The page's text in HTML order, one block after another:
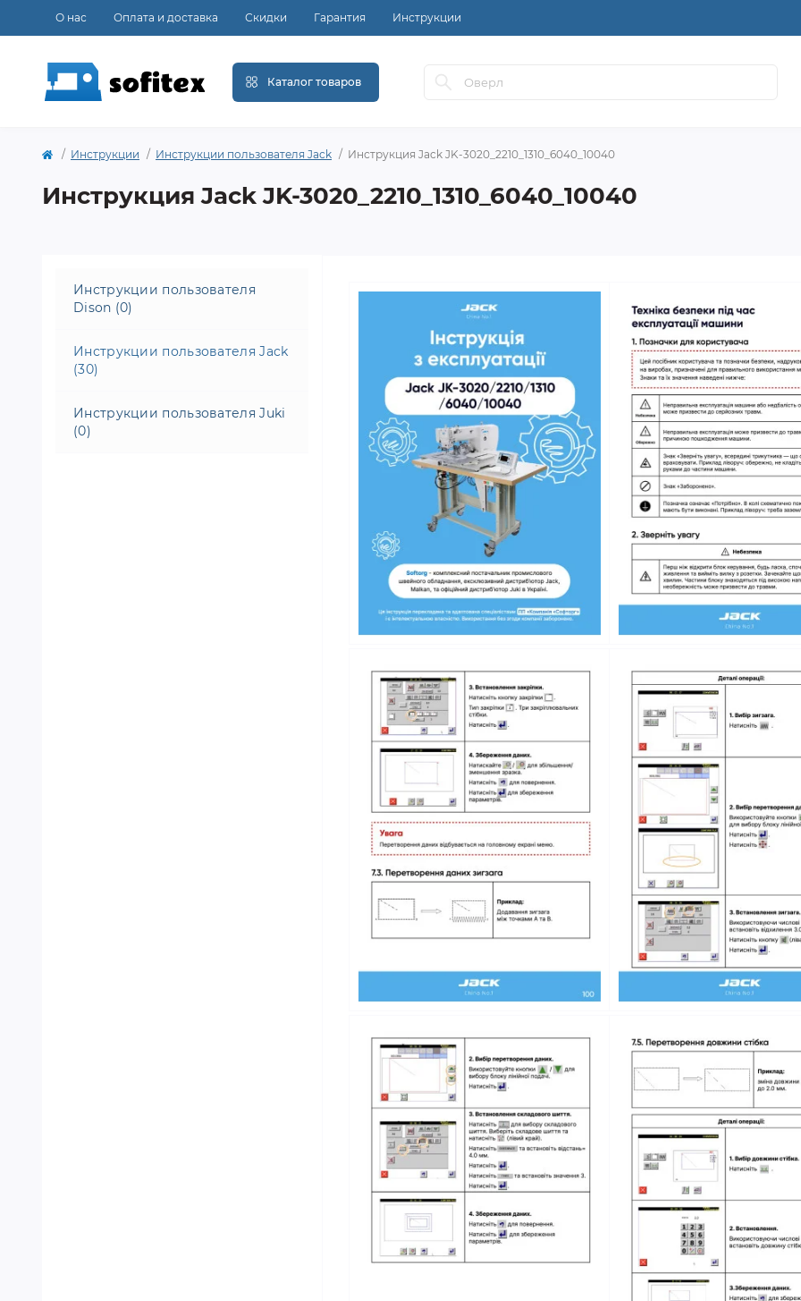
О нас Оплата и доставка Скидки Гарантия Инструкции
Каталог товаров
Инструкции Инструкции пользователя Jack Инструкция Jack JK-3020_2210_1310_6040_10040
Инструкция Jack JK-3020_2210_1310_6040_10040
Инструкции пользователя
Dison (0)
Инструкции пользователя Jack
(30)
Инструкции пользователя Juki
(0)